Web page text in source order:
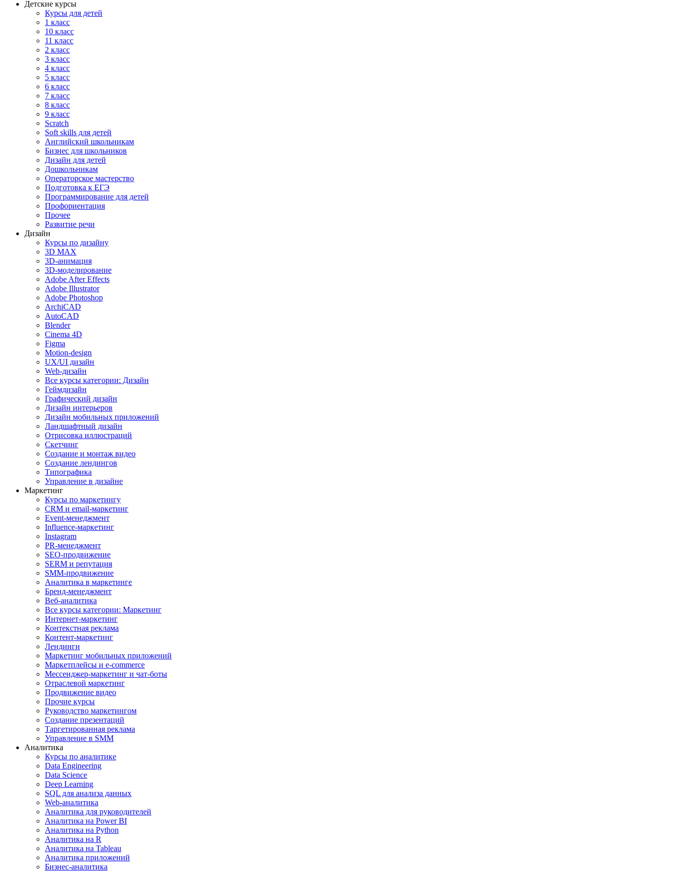
Детские курсы
Курсы для детей
1 класс
10 класс
11 класс
2 класс
3 класс
4 класс
5 класс
6 класс
7 класс
8 класс
9 класс
Scratch
Soft skills для детей
Английский школьникам
Бизнес для школьников
Дизайн для детей
Дошкольникам
Операторское мастерство
Подготовка к ЕГЭ
Программирование для детей
Профориентация
Прочее
Развитие речи
Дизайн
Курсы по дизайну
3D MAX
3D-анимация
3D-моделирование
Adobe After Effects
Adobe Illustrator
Adobe Photoshop
ArchiCAD
AutoCAD
Blender
Cinema 4D
Figma
Motion-design
UX/UI дизайн
Web-дизайн
Все курсы категории: Дизайн
Геймдизайн
Графический дизайн
Дизайн интерьеров
Дизайн мобильных приложений
Ландшафтный дизайн
Отрисовка иллюстраций
Скетчинг
Создание и монтаж видео
Создание лендингов
Типографика
Управление в дизайне
Маркетинг
Курсы по маркетингу
CRM и email-маркетинг
Event-менеджмент
Influence-маркетинг
Instagram
PR-менеджмент
SEO-продвижение
SERM и репутация
SMM-продвижение
Аналитика в маркетинге
Бренд-менеджмент
Веб-аналитика
Все курсы категории: Маркетинг
Интернет-маркетинг
Контекстная реклама
Контент-маркетинг
Лендинги
Маркетинг мобильных приложений
Маркетплейсы и e-commerce
Мессенджер-маркетинг и чат-боты
Отраслевой маркетинг
Продвижение видео
Прочие курсы
Руководство маркетингом
Создание презентаций
Таргетированная реклама
Управление в SMM
Аналитика
Курсы по аналитике
Data Engineering
Data Science
Deep Learning
SQL для анализа данных
Web-аналитика
Аналитика для руководителей
Аналитика на Power BI
Аналитика на Python
Аналитика на R
Аналитика на Tableau
Аналитика приложений
Бизнес-аналитика